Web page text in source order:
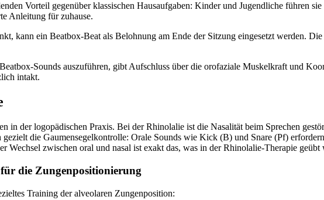
Vorteil gegenüber klassischen Hausaufgaben: Kinder und Jugendliche
Anleitung für zuhause.
kann ein Beatbox-Beat als Belohnung am Ende der Sitzung eingesetzt werden.
Sounds auszuführen, gibt Aufschluss über die orofaziale Muskelkraft und
intakt.
in der logopädischen Praxis. Bei der Rhinolalie ist die Nasalität beim Sprechen
die Gaumensegelkontrolle: Orale Sounds wie Kick (B) und Snare (Pf)
Wechsel zwischen oral und nasal ist exakt das, was in der Rhinolalie-Therapie geübt
die Zungenpositionierung
Training der alveolaren Zungenposition: